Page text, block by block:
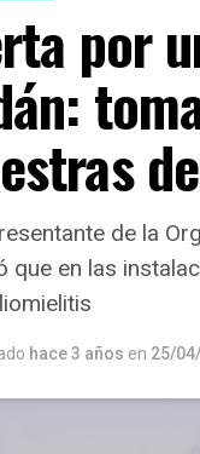
por
de la
que en las
hace 3 años en 25/